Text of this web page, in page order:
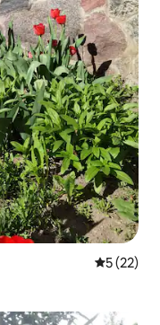
평점 5점
5 (22)